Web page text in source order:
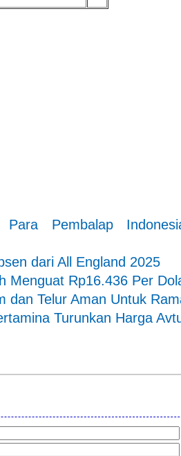
Pembalap
dari All England 2025
Menguat Rp16.436 Per
dan Telur Aman Untuk
Turunkan Harga